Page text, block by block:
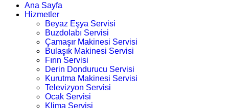
Ana Sayfa
Hizmetler
Beyaz Eşya Servisi
Buzdolabı Servisi
Çamaşır Makinesi Servisi
Bulaşık Makinesi Servisi
Fırın Servisi
Derin Dondurucu Servisi
Kurutma Makinesi Servisi
Televizyon Servisi
Ocak Servisi
Klima Servisi